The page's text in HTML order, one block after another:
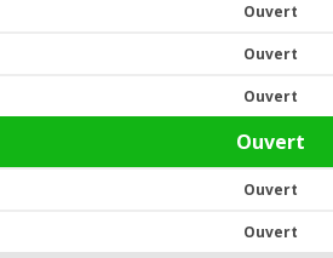
Ouvert
Ouvert
Ouvert
Ouvert
Ouvert
Ouvert